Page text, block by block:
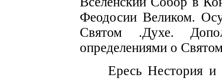
Феодосии Великом.
Святом .Духе.
определениями о
ЕресьНестория и